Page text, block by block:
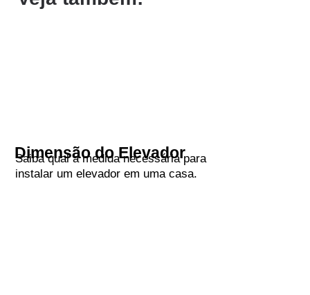
Dimensão do Elevador
Saiba qual a medida necessária para
instalar um elevador em uma casa.